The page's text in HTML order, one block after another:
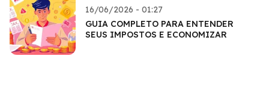
16/06/2026 - 01:27
GUIA COMPLETO PARA ENTENDER
SEUS IMPOSTOS E ECONOMIZAR